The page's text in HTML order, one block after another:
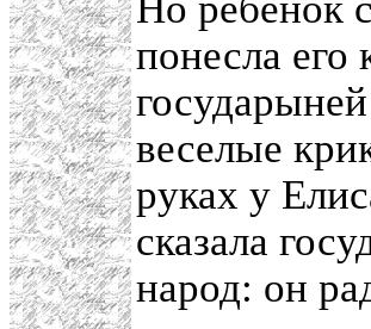
понесла
веселые
руках у
сказала
народ: он